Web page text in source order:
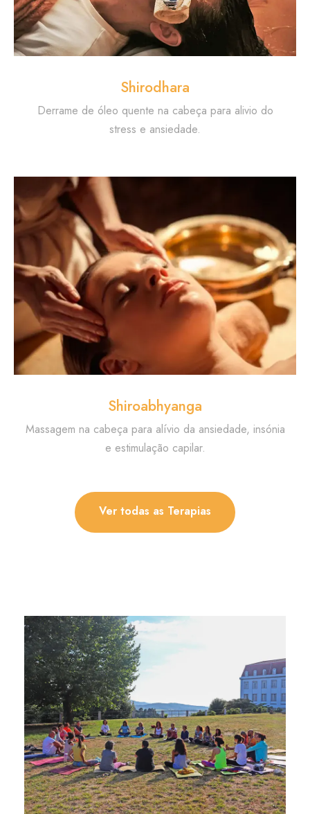
Shirodhara
Derrame de óleo quente na cabeça para alivio do
stress e ansiedade.
Shiroabhyanga
Massagem na cabeça para alívio da ansiedade, insónia
e estimulação capilar.
Ver todas as Terapias